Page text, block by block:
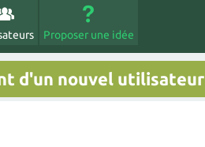
Proposer une idée
d'un nouvel utilisateur